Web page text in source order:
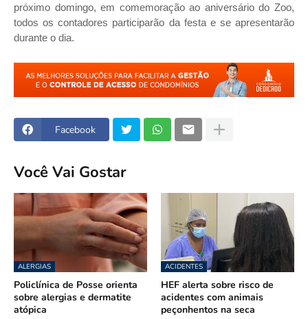
próximo domingo, em comemoração ao aniversário do Zoo,
todos os contadores participarão da festa e se apresentarão
durante o dia.
Facebook
Você Vai Gostar
ALERGIAS
Policlínica de Posse orienta
sobre alergias e dermatite
atópica
ACIDENTES
HEF alerta sobre risco de
acidentes com animais
peçonhentos na seca